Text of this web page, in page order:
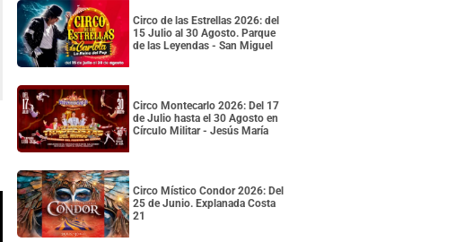
Circo de las Estrellas 2026: del
15 Julio al 30 Agosto. Parque
de las Leyendas - San Miguel
Circo Montecarlo 2026: Del 17
de Julio hasta el 30 Agosto en
Círculo Militar - Jesús María
Circo Místico Condor 2026: Del
25 de Junio. Explanada Costa
21